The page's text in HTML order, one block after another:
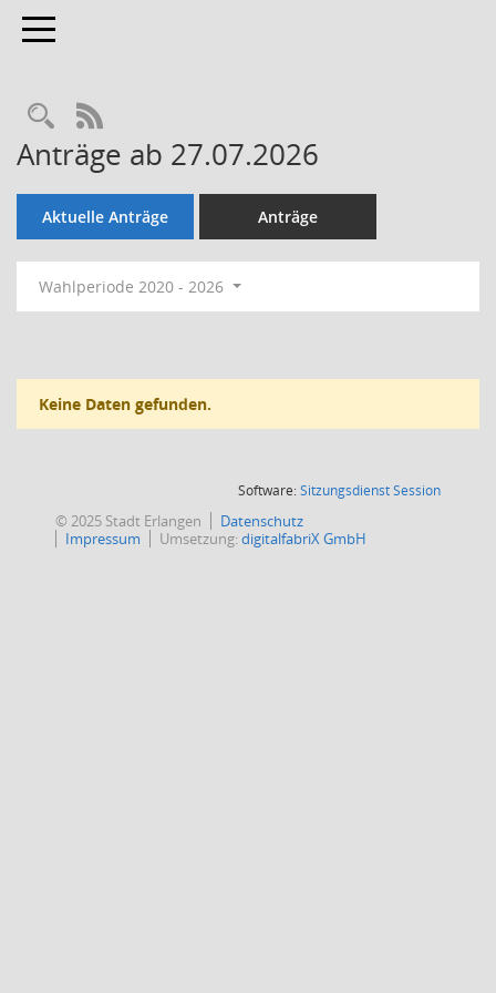
Toggle navigation
Rechercheauswahl
RSS-Feed
Anträge ab 27.07.2026
Aktuelle Anträge Anträge
Wahlperiode 2020 - 2026
Keine Daten gefunden.
Software:SitzungsdienstSession(Wird in
© 2025 Stadt Erlangen
Datenschutz
Impressum
Umsetzung:digitalfabriX GmbH